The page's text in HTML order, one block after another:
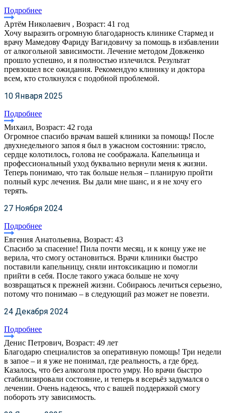
Подробнее
Артём Николаевич , Возраст: 41 год
Хочу выразить огромную благодарность клинике Стармед и
врачу Мамедову Фариду Вагидовичу за помощь в избавлении
от алкогольной зависимости. Лечение методом Довженко
прошло успешно, и я полностью излечился. Результат
превзошел все ожидания. Рекомендую клинику и доктора
всем, кто столкнулся с подобной проблемой.
10 Января 2025
Подробнее
Михаил, Возраст: 42 года
Огромное спасибо врачам вашей клиники за помощь! После
двухнедельного запоя я был в ужасном состоянии: трясло,
сердце колотилось, голова не соображала. Капельница и
профессиональный уход буквально вернули меня к жизни.
Теперь понимаю, что так больше нельзя – планирую пройти
полный курс лечения. Вы дали мне шанс, и я не хочу его
терять.
27 Ноября 2024
Подробнее
Евгения Анатольевна, Возраст: 43
Спасибо за спасение! Пила почти месяц, и к концу уже не
верила, что смогу остановиться. Врачи клиники быстро
поставили капельницу, сняли интоксикацию и помогли
прийти в себя. После такого ужаса больше не хочу
возвращаться к прежней жизни. Собираюсь лечиться серьезно,
потому что понимаю – в следующий раз может не повезти.
24 Декабря 2024
Подробнее
Денис Петрович, Возраст: 49 лет
Благодарю специалистов за оперативную помощь! Три недели
в запое – и я уже не понимал, где реальность, а где бред.
Казалось, что без алкоголя просто умру. Но врачи быстро
стабилизировали состояние, и теперь я всерьёз задумался о
лечении. Очень надеюсь, что с вашей поддержкой смогу
побороть эту зависимость.